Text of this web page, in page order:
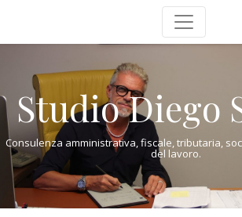
Studio Diego
Consulenza amministrativa, fiscale, tributaria,
del lavoro.